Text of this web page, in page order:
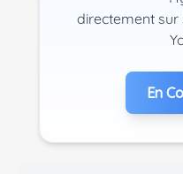
directement
En